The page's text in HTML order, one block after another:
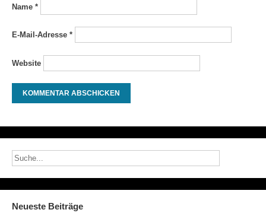
Name *
E-Mail-Adresse *
Website
Neueste Beiträge